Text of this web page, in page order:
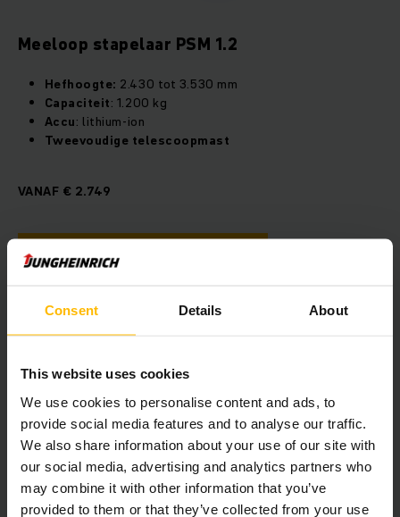
Consent Details About
This website uses cookies
We use cookies to personalise content and ads, to
provide social media features and to analyse our traffic.
We also share information about your use of our site with
our social media, advertising and analytics partners who
may combine it with other information that you’ve
provided to them or that they’ve collected from your use
Meeloop stapelaar PSM 1.2
Hefhoogte: 2.430 tot 3.530 mm
Capaciteit: 1.200 kg
Accu: lithium-ion
Tweevoudige telescoopmast
VANAF € 2.749
OFFERTE AANVRAGEN